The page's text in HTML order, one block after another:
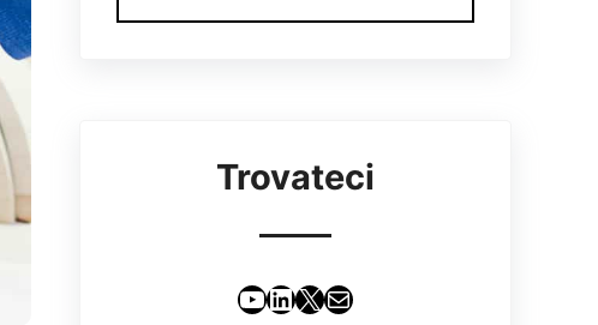
Trovateci
YouTube
LinkedIn
X Email